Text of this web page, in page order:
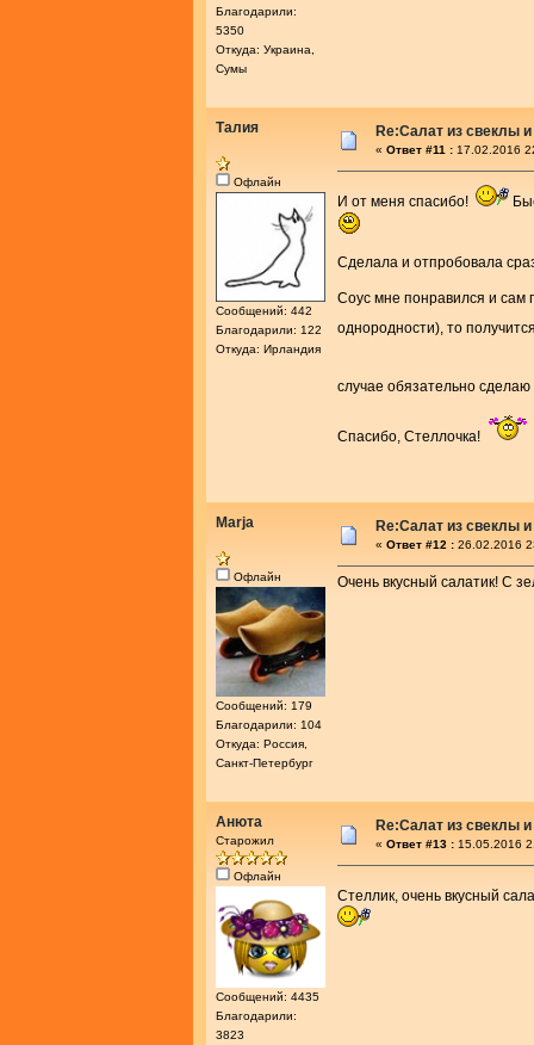
Благодарили:
5350
Откуда: Украина,
Сумы
Талия
Офлайн
Сообщений: 442
Благодарили: 122
Откуда: Ирландия
Re:Салат из свеклы
« Ответ #11 : 17.02.2016
И от меня спасибо!
Сделала и отпробовала
Соус мне понравился и сам
однородности), то
случае обязательно
Спасибо, Стеллочка!
Marja
Офлайн
Сообщений: 179
Благодарили: 104
Откуда: Россия,
Санкт-Петербург
Re:Салат из свеклы
« Ответ #12 : 26.02.2016
Очень вкусный салатик! С
Анюта
Старожил
Офлайн
Сообщений: 4435
Благодарили:
3823
Re:Салат из свеклы
« Ответ #13 : 15.05.2016
Стеллик, очень вкусный